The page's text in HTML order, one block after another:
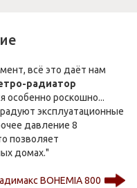
всё это даёт нам
радиатор
особенно роскошно...
эксплуатационные
давление 8
позволяет
домах."
BOHEMIA 800